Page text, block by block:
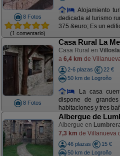
8 Fotos
(1 comentario)
Alojamiento
dedicada al turismo
375 &euro; Es un
8 Fotos
Casa Rural La
Casa Rural en
a 6,4 km de
2-6 plazas
22 €
50 km de Logroño
La casa
dispone de
habitaciones y tres
Albergue de
Albergue en
7,3 km de Villanueva
46 plazas
15 €
50 km de Logroño